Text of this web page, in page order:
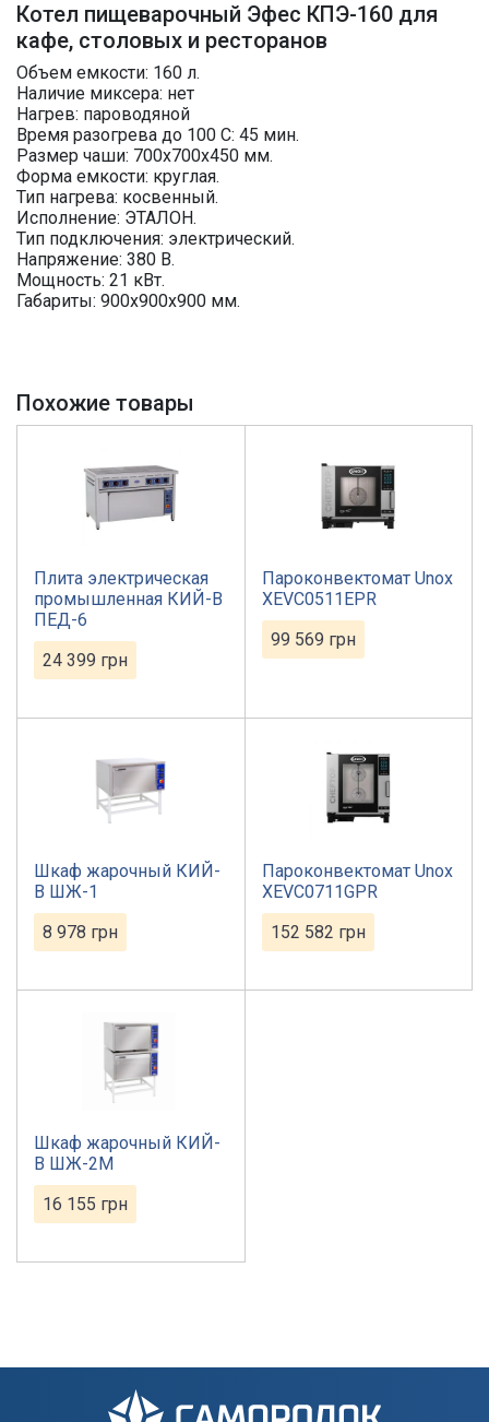
Котел пищеварочный Эфес КПЭ-160 для
кафе, столовых и ресторанов
Объем емкости: 160 л.
Наличие миксера: нет
Нагрев: пароводяной
Время разогрева до 100 С: 45 мин.
Размер чаши: 700х700х450 мм.
Форма емкости: круглая.
Тип нагрева: косвенный.
Исполнение: ЭТАЛОН.
Тип подключения: электрический.
Напряжение: 380 В.
Мощность: 21 кВт.
Габариты: 900х900х900 мм.
Похожие товары
Плита электрическая
промышленная КИЙ-В
ПЕД-6
24 399 грн
Пароконвектомат Unox
XEVC0511EPR
99 569 грн
Шкаф жарочный КИЙ-
В ШЖ-1
8 978 грн
Пароконвектомат Unox
XEVC0711GPR
152 582 грн
Шкаф жарочный КИЙ-
В ШЖ-2М
16 155 грн